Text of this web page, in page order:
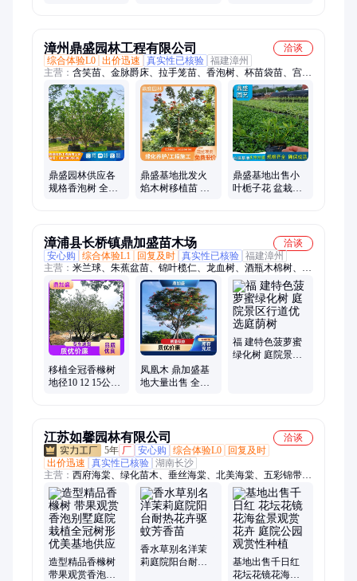
漳州鼎盛园林工程有限公司
洽谈
综合体验L0 出价迅速 真实性已核验 福建漳州
主营： 含笑苗、金脉爵床、拉手笼苗、香泡树、杯苗袋苗、宫粉
紫荆、盆栽植物、丝兰容器苗、丛生石榴苗、移植富贵榕、红果
仔容器苗、精品移植凤凰木
鼎盛园林供应各
规格香泡树 全冠
鼎盛基地批发火
焰木树移植苗 园
鼎盛基地出售小
叶栀子花 盆栽小
漳浦县长桥镇鼎加盛苗木场
洽谈
安心购
综合体验L1 回复及时 真实性已核验 福建漳州
主营： 米兰球、朱蕉盆苗、锦叶榄仁、龙血树、酒瓶木棉树、亮
叶朱蕉、三角梅球、非洲茉莉球、锦绣杜鹃花、小叶榕桩头
移植全冠香橼树
地径10 12 15公分
凤凰木 鼎加盛基
地大量出售 全冠
福 建特色菠萝蜜
绿化树 庭院景区
江苏如馨园林有限公司
洽谈
5年 厂 安心购 综合体验L0
回复及时
出价迅速
真实性已核验 湖南长沙
主营： 西府海棠、绿化苗木、垂丝海棠、北美海棠、五彩锦带、
大叶黄杨、小叶黄杨、水蜡苗、红王子锦带、红瑞木、丰花月
季、红帽月季、梅花、红梅、绿梅、榆叶梅、美人梅、腊梅、紫
竹、刚竹、金镶玉竹、八仙花、绣球花、观赏竹、冬青
造型精品香橼树
带果观赏香泡别
香水草别名洋茉
莉庭院阳台耐热
基地出售千日红
花坛花镜花海盆